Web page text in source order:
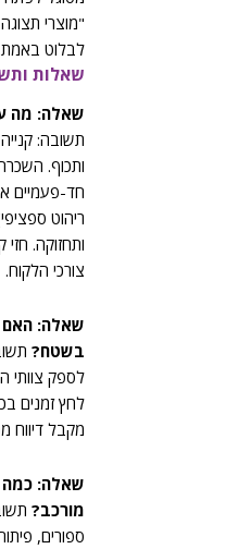
"מוצרי
לבלוט
שאלות
שאלה: מה
תשובה:
ותכוף.
חד-פעמיים
ריהוט
ותחזוקה.
צורכי הלקוח.
שאלה:
בשטח?
לספק צוותי
לחץ זמנים
מקבל דיווח
שאלה: כמה
מורכב?
ספורים,